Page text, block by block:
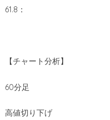
61.8：
【チャート分析】
60分足
高値切り下げ